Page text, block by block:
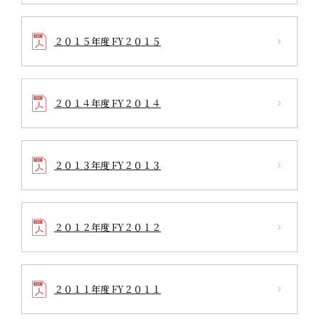
２０１５年度 FY２０１５
２０１４年度 FY２０１４
２０１３年度 FY２０１３
２０１２年度 FY２０１２
２０１１年度 FY２０１１